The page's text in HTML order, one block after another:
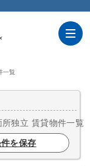
一覧
独立 賃貸物件一覧
を保存